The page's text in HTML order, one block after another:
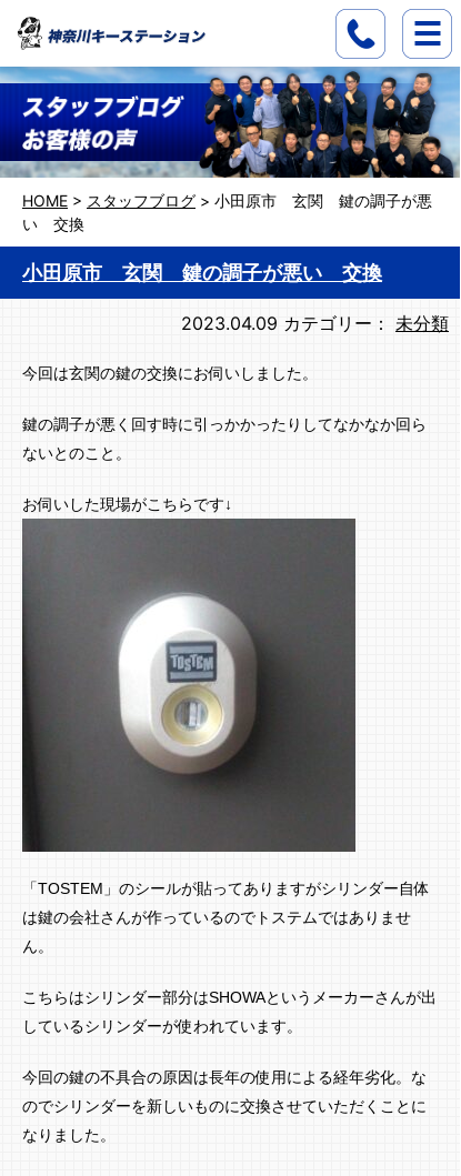
HOME > スタッフブログ > 小田原市 玄関 鍵の調子が悪
い 交換
小田原市 玄関 鍵の調子が悪い 交換
2023.04.09 カテゴリー： 未分類
今回は玄関の鍵の交換にお伺いしました。
鍵の調子が悪く回す時に引っかかったりしてなかなか回ら
ないとのこと。
お伺いした現場がこちらです↓
「TOSTEM」のシールが貼ってありますがシリンダー自体
は鍵の会社さんが作っているのでトステムではありませ
ん。
こちらはシリンダー部分はSHOWAというメーカーさんが出
しているシリンダーが使われています。
今回の鍵の不具合の原因は長年の使用による経年劣化。な
のでシリンダーを新しいものに交換させていただくことに
なりました。